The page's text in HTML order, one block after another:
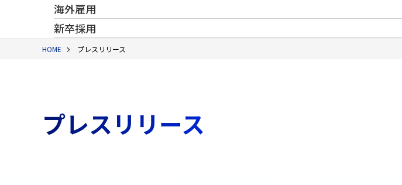
海外雇用
新卒採用
HOME プレスリリース
プレスリリース